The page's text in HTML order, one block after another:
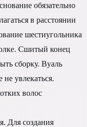
обязательно
в расстоянии
шестиугольника
Сшитый конец
сборку. Вуаль
увлекаться.
волос
Для создания